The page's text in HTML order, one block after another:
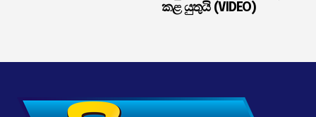
කළ යුතුයි (VIDEO)